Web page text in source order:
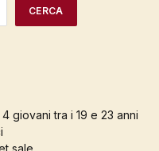
CERCA
giovani tra i 19 e 23 anni